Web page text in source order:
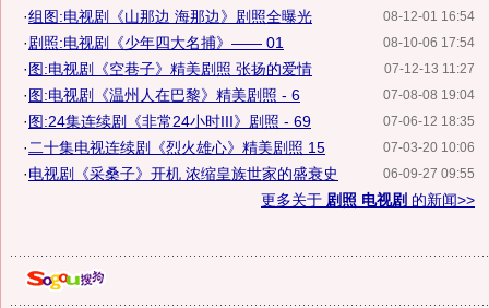
08-12-01 16:54
·组图:电视剧《山那边 海那边》剧照全曝光
08-10-06 17:54
·剧照:电视剧《少年四大名捕》—— 01
07-12-13 11:27
·图:电视剧《空巷子》精美剧照 张扬的爱情
07-08-08 19:04
·图:电视剧《温州人在巴黎》精美剧照 - 6
07-06-12 18:35
·图:24集连续剧《非常24小时III》剧照 - 69
07-03-20 10:06
· 二十集电视连续剧《烈火雄心》精美剧照 15
06-09-27 09:55
·电视剧《采桑子》开机 浓缩皇族世家的盛衰史
更多关于 剧照 电视剧 的新闻>>